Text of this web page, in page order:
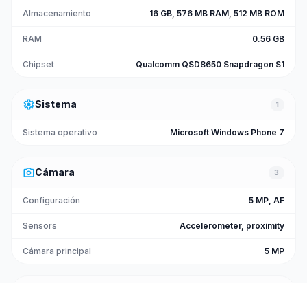
Almacenamiento 16 GB, 576 MB RAM, 512 MB ROM
RAM 0.56 GB
Chipset Qualcomm QSD8650 Snapdragon S1
settingsSistema 1
Sistema operativo Microsoft Windows Phone 7
photo_cameraCámara 3
Configuración 5 MP, AF
Sensors Accelerometer, proximity
Cámara principal 5 MP